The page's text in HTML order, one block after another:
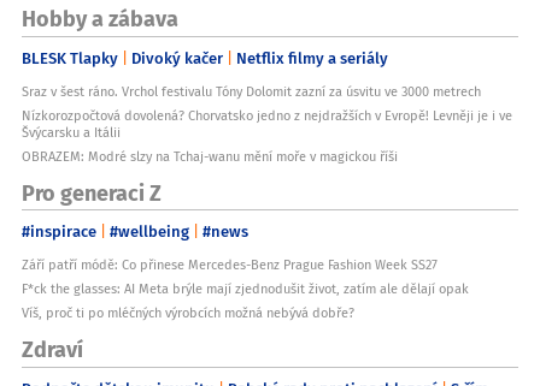
Hobby a zábava
BLESK Tlapky Divoký kačer Netflix filmy a seriály
Sraz v šest ráno. Vrchol festivalu Tóny Dolomit zazní za úsvitu ve 3000 metrech
Nízkorozpočtová dovolená? Chorvatsko jedno z nejdražších v Evropě! Levněji je i ve
Švýcarsku a Itálii
OBRAZEM: Modré slzy na Tchaj-wanu mění moře v magickou říši
Pro generaci Z
#inspirace #wellbeing #news
Září patří módě: Co přinese Mercedes-Benz Prague Fashion Week SS27
F*ck the glasses: AI Meta brýle mají zjednodušit život, zatím ale dělají opak
Víš, proč ti po mléčných výrobcích možná nebývá dobře?
Zdraví